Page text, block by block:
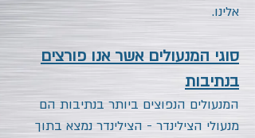
אלינו.
סוגי המנעולים אשר אנו פורצים
בנתיבות
המנעולים הנפוצים ביותר בנתיבות הם
מנעולי הצילינדר - הצילינדר נמצא בתוך